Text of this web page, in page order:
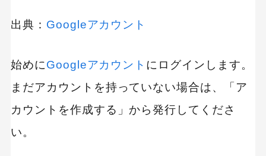
出典： Googleアカウント
始めにGoogleアカウント にログインします。
まだアカウントを持っていない場合は、「ア
カウントを作成する」から発行してくださ
い。